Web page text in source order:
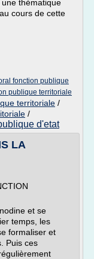
thématique
cours de cette
fonction publique
publique territoriale
territoriale /
/
d'etat
LA
et se
temps, les
formaliser et
Puis ces